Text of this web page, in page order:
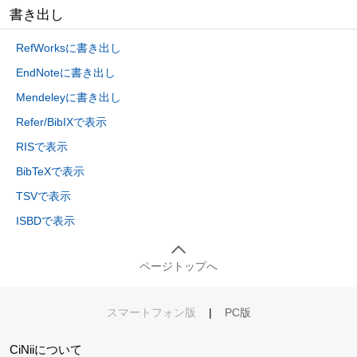
書き出し
RefWorksに書き出し
EndNoteに書き出し
Mendeleyに書き出し
Refer/BibIXで表示
RISで表示
BibTeXで表示
TSVで表示
ISBDで表示
ページトップへ
スマートフォン版 | PC版
CiNiiについて